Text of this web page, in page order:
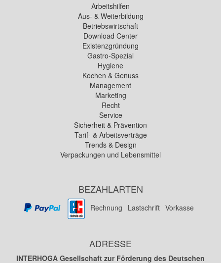
Arbeitshilfen
Aus- & Weiterbildung
Betriebswirtschaft
Download Center
Existenzgründung
Gastro-Spezial
Hygiene
Kochen & Genuss
Management
Marketing
Recht
Service
Sicherheit & Prävention
Tarif- & Arbeitsverträge
Trends & Design
Verpackungen und Lebensmittel
BEZAHLARTEN
Rechnung Lastschrift Vorkasse
ADRESSE
INTERHOGA Gesellschaft zur Förderung des Deutschen